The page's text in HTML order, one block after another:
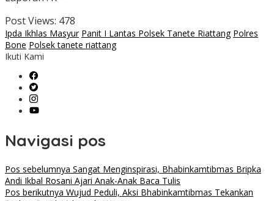
Post Views: 478
Ipda Ikhlas Masyur Panit I Lantas Polsek Tanete Riattang Polres
Bone Polsek tanete riattang
Ikuti Kami
Navigasi pos
Pos sebelumnya Sangat Menginspirasi, Bhabinkamtibmas Bripka
Andi Ikbal Rosani Ajari Anak-Anak Baca Tulis
Pos berikutnya Wujud Peduli, Aksi Bhabinkamtibmas Tekankan